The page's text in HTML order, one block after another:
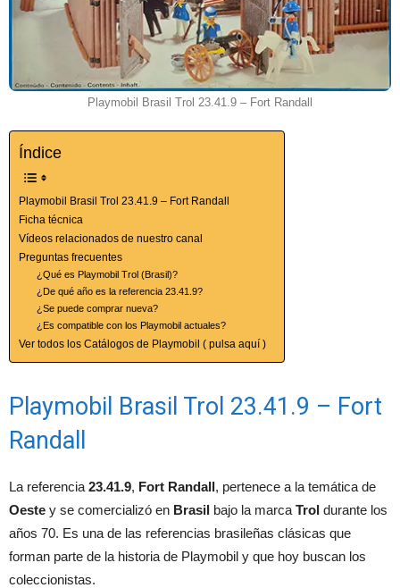
Playmobil Brasil Trol 23.41.9 – Fort Randall
Índice
Playmobil Brasil Trol 23.41.9 – Fort Randall
Ficha técnica
Vídeos relacionados de nuestro canal
Preguntas frecuentes
¿Qué es Playmobil Trol (Brasil)?
¿De qué año es la referencia 23.41.9?
¿Se puede comprar nueva?
¿Es compatible con los Playmobil actuales?
Ver todos los Catálogos de Playmobil ( pulsa aquí )
Playmobil Brasil Trol 23.41.9 – Fort
Randall
La referencia 23.41.9, Fort Randall, pertenece a la temática de
Oeste y se comercializó en Brasil bajo la marca Trol durante los
años 70. Es una de las referencias brasileñas clásicas que
forman parte de la historia de Playmobil y que hoy buscan los
coleccionistas.